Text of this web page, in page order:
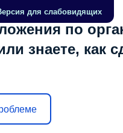
для слабовидящих
по
знаете, как